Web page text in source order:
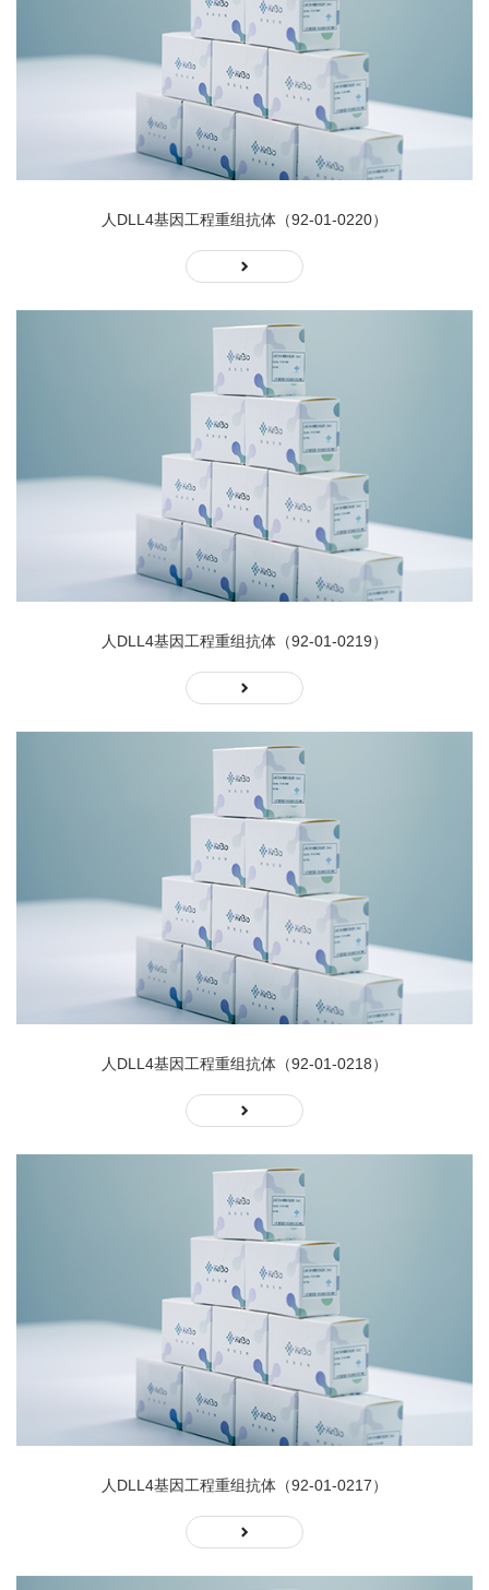
人DLL4基因工程重组抗体（92-01-0220）
人DLL4基因工程重组抗体（92-01-0219）
人DLL4基因工程重组抗体（92-01-0218）
人DLL4基因工程重组抗体（92-01-0217）